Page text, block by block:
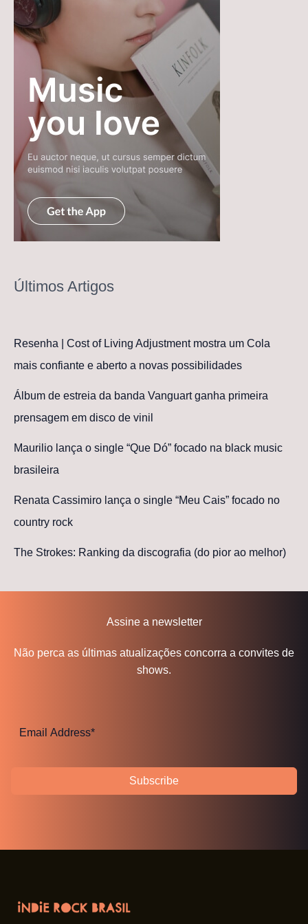
Últimos Artigos
Resenha | Cost of Living Adjustment mostra um Cola
mais confiante e aberto a novas possibilidades
Álbum de estreia da banda Vanguart ganha primeira
prensagem em disco de vinil
Maurilio lança o single “Que Dó” focado na black music
brasileira
Renata Cassimiro lança o single “Meu Cais” focado no
country rock
The Strokes: Ranking da discografia (do pior ao melhor)
Assine a newsletter
Não perca as últimas atualizações concorra a convites de
shows.
Subscribe